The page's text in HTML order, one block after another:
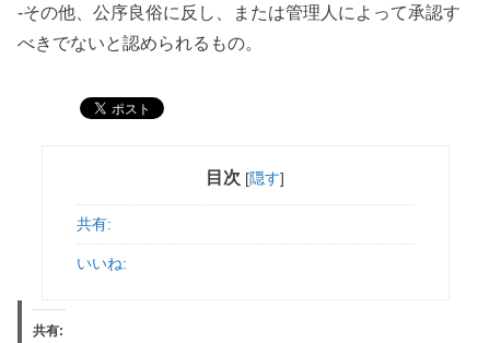
-その他、公序良俗に反し、または管理人によって承認す
べきでないと認められるもの。
目次 [隠す]
共有:
いいね:
共有: